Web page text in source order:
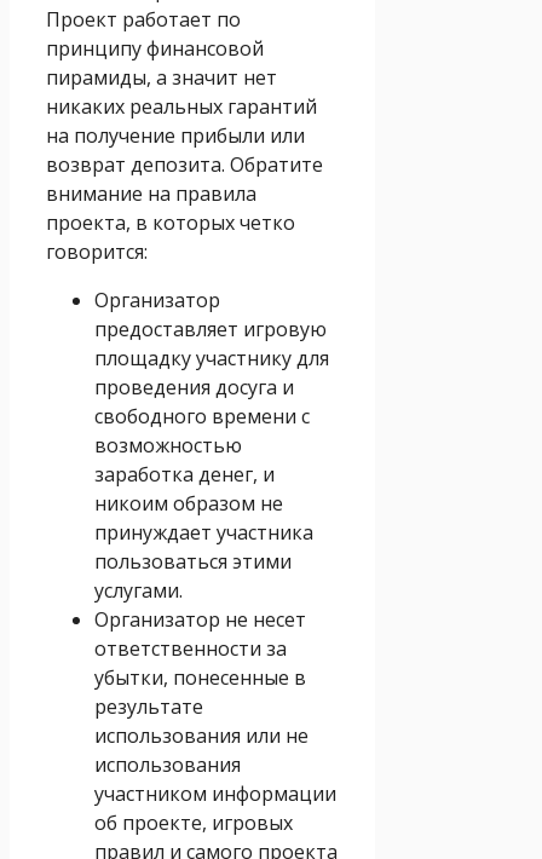
Проект работает по
принципу финансовой
пирамиды, а значит нет
никаких реальных гарантий
на получение прибыли или
возврат депозита. Обратите
внимание на правила
проекта, в которых четко
говорится:
Организатор
предоставляет игровую
площадку участнику для
проведения досуга и
свободного времени с
возможностью
заработка денег, и
никоим образом не
принуждает участника
пользоваться этими
услугами.
Организатор не несет
ответственности за
убытки, понесенные в
результате
использования или не
использования
участником информации
об проекте, игровых
правил и самого проекта